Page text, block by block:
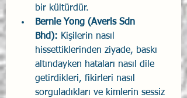
bir kültürdür.
Bernie Yong (Averis Sdn
Bhd): Kişilerin nasıl
hissettiklerinden ziyade, baskı
altındayken hataları nasıl dile
getirdikleri, fikirleri nasıl
sorguladıkları ve kimlerin sessiz